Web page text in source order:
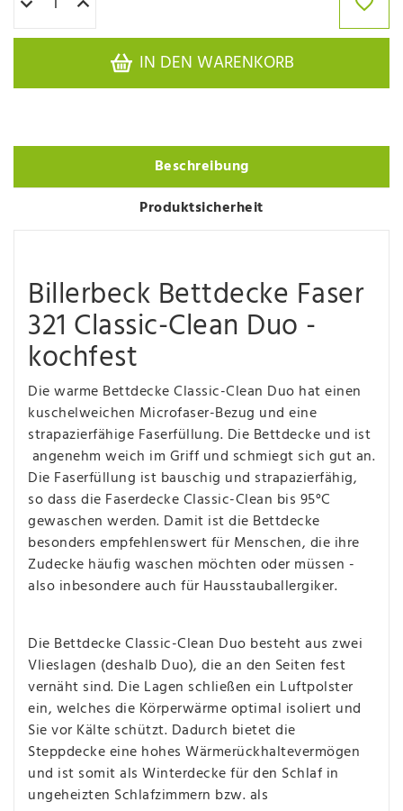
IN DEN WARENKORB
Beschreibung
Produktsicherheit
Billerbeck Bettdecke Faser
321 Classic-Clean Duo -
kochfest
Die warme Bettdecke Classic-Clean Duo hat einen
kuschelweichen Microfaser-Bezug und eine
strapazierfähige Faserfüllung. Die Bettdecke und ist
angenehm weich im Griff und schmiegt sich gut an.
Die Faserfüllung ist bauschig und strapazierfähig,
so dass die Faserdecke Classic-Clean bis 95°C
gewaschen werden. Damit ist die Bettdecke
besonders empfehlenswert für Menschen, die ihre
Zudecke häufig waschen möchten oder müssen -
also inbesondere auch für Hausstauballergiker.
Die Bettdecke Classic-Clean Duo besteht aus zwei
Vlieslagen (deshalb Duo), die an den Seiten fest
vernäht sind. Die Lagen schließen ein Luftpolster
ein, welches die Körperwärme optimal isoliert und
Sie vor Kälte schützt. Dadurch bietet die
Steppdecke eine hohes Wärmerückhaltevermögen
und ist somit als Winterdecke für den Schlaf in
ungeheizten Schlafzimmern bzw. als